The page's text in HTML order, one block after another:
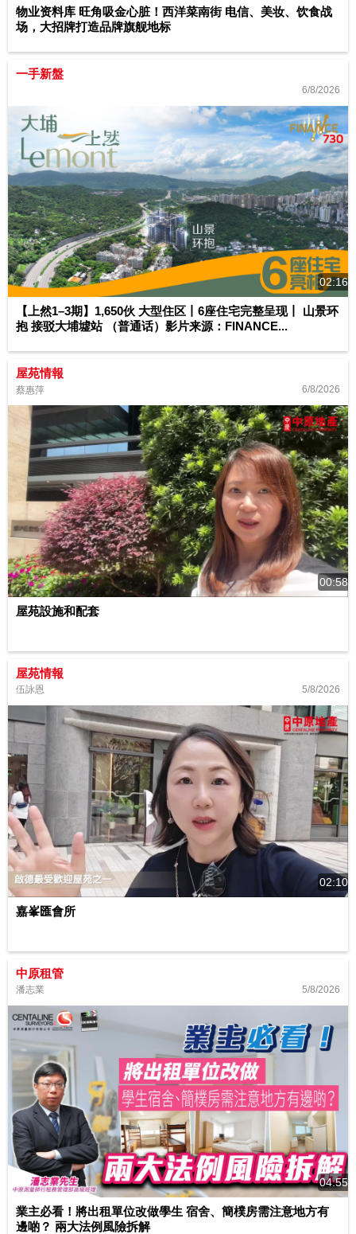
物业资料库 旺角吸金心脏！西洋菜南街 电信、美妆、饮食战
场，大招牌打造品牌旗舰地标
一手新盤
6/8/2026
02:16
【上然1–3期】1,650伙 大型住区丨6座住宅完整呈现丨 山景环
抱 接驳大埔墟站 （普通话）影片来源：FINANCE...
屋苑情報
蔡惠萍 6/8/2026
00:58
屋苑設施和配套
屋苑情報
伍詠恩 5/8/2026
02:10
嘉峯匯會所
中原租管
潘志業 5/8/2026
04:55
業主必看！將出租單位改做學生 宿舍、簡樸房需注意地方有
邊啲？ 兩大法例風險拆解